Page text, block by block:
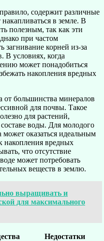
содержит различные
в земле. В
полезным, так как эти
при частом
загнивание корней из-за
В условиях, когда
может понадобиться
накопления вредных
от большинства минералов
для почвы. Такое
для растений,
воды. Для молодого
может оказаться идеальным
накопления вредных
что отсутствие
может потребовать
веществ в землю.
выращивать и
для максимального
Недостатки